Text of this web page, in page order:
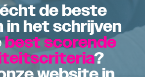
écht de beste
in het schrijven
best scorende
?